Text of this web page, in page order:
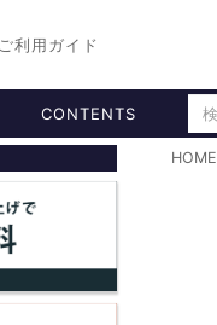
ご利用ガイド
CONTENTS
HOME